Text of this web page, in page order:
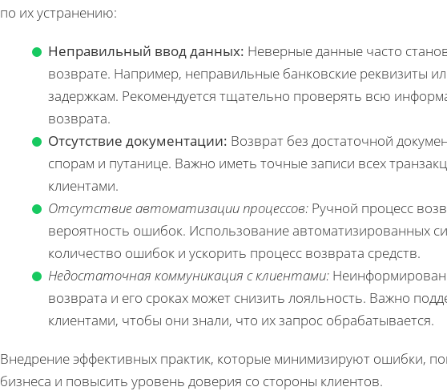
по их устранению:
Неправильный ввод данных: Неверные данные часто
возврате. Например, неправильные банковские реквизиты
задержкам. Рекомендуется тщательно проверять всю
возврата.
Отсутствие документации: Возврат без достаточной
спорам и путанице. Важно иметь точные записи всех
клиентами.
Отсутствие автоматизации процессов: Ручной процесс
вероятность ошибок. Использование автоматизированных
количество ошибок и ускорить процесс возврата средств.
Недостаточная коммуникация с клиентами:
возврата и его сроках может снизить лояльность. Важно
клиентами, чтобы они знали, что их запрос обрабатывается.
Внедрение эффективных практик, которые минимизируют ошибки,
бизнеса и повысить уровень доверия со стороны клиентов.